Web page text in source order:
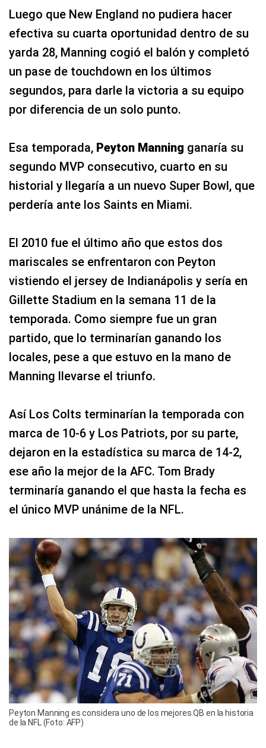
Luego que New England no pudiera hacer
efectiva su cuarta oportunidad dentro de su
yarda 28, Manning cogió el balón y completó
un pase de touchdown en los últimos
segundos, para darle la victoria a su equipo
por diferencia de un solo punto.
Esa temporada, Peyton Manning ganaría su
segundo MVP consecutivo, cuarto en su
historial y llegaría a un nuevo Super Bowl, que
perdería ante los Saints en Miami.
El 2010 fue el último año que estos dos
mariscales se enfrentaron con Peyton
vistiendo el jersey de Indianápolis y sería en
Gillette Stadium en la semana 11 de la
temporada. Como siempre fue un gran
partido, que lo terminarían ganando los
locales, pese a que estuvo en la mano de
Manning llevarse el triunfo.
Así Los Colts terminarían la temporada con
marca de 10-6 y Los Patriots, por su parte,
dejaron en la estadística su marca de 14-2,
ese año la mejor de la AFC. Tom Brady
terminaría ganando el que hasta la fecha es
el único MVP unánime de la NFL.
Peyton Manning es considera uno de los mejores QB en la historia
de la NFL (Foto: AFP)